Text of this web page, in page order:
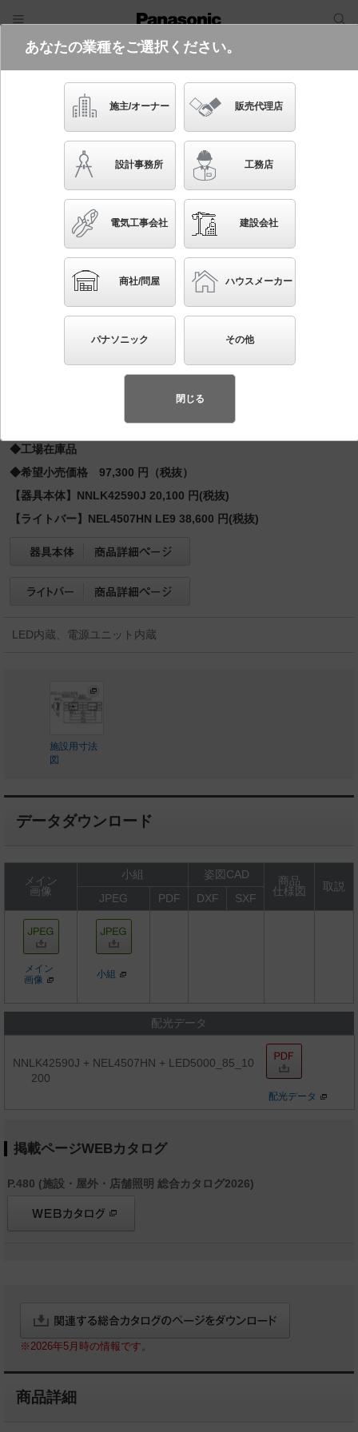
電気・建築設備（ビジネス）
フリーワード
品番・キーワード
かんたん照度計算
NNLK42590J+NEL4507HN
(高天井専用集光プリズムタイプ・
5200 lmタイプ・昼白色・非調光)
工場、倉庫用（特殊環境用） 天井直付型 40形 一体
型LEDベースライト Hf蛍光灯32形定格出力型2灯器具
相当／Hf蛍光灯63形定格出力型1灯器具相当 Hf32形定
格出力型2灯／Hf63形定格出力型・5200 lm
（省エネ・デザイン性・配光制御など様々なご
◆工場在庫品
◆希望小売価格 97,300 円（税抜）
【器具本体】NNLK42590J 20,100 円(税抜)
【ライトバー】NEL4507HN LE9 38,600 円(税抜)
LED内蔵、電源ユニット内蔵
施設用寸法
図
データダウンロード
メイン
画像
小組 姿図CAD
商品
仕様図
取説
JPEG
PDF DXF SXF
メイン
画像
小組
配光データ
NNLK42590J + NEL4507HN + LED5000_85_10
200
配光データ
掲載ページWEBカタログ
P.480 (施設・屋外・店舗照明 総合カタログ2026)
※2026年5月時の情報です。
商品詳細
あなたの業種をご選択ください。
施主/オーナー 販売代理店
設計事務所 工務店
電気工事会社 建設会社
商社/問屋 ハウスメーカー
パナソニック その他
閉じる